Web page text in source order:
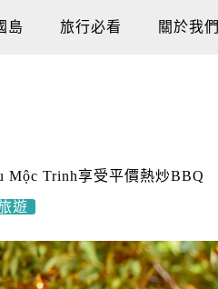
島 旅行必看 關於我們
Mộc Trinh享受平價熱炒BBQ
遊